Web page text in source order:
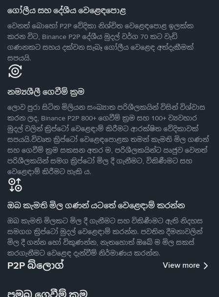
ගෝලීය සහ දේශීය වෙළෙඳපොළ
වෙනත් බොහෝ P2P වේදිකා නිශ්චිත වෙළෙඳපොළ ඉලක්ක
කරන විට, Binance P2P දේශීය මුදල් වර්ග 70 කට වැඩි
ගණනකට සහය දක්වන සැබෑ ගෝලීය වෙළෙඳ අත්දැකීමක්
සපයයි.
නම්‍යශීලී ගෙවීම් ක්‍රම
ලොව පුරා සිටින මිලියන සංඛ්‍යාත පරිශීලකයින් විසින් විශ්වාස
කරන ලද, Binance P2P 800+ ගෙවීම් ක්‍රම සහ 100+ ව්‍යවහාර
මුදල් වලින් ක්‍රිප්ටෝ වෙළෙඳාම් කිරීමට ආරක්ෂිත වේදිකාවක්
සපයයි.විවෘත ක්‍රිප්ටෝ වෙළෙඳපොළක තමන් කැමති මිල ගණන්
සහ ගෙවීම් ක්‍රම සකසන අතර ම, පරිශීලකයින්ට ඍජුව වෙනත්
පරිශීලකයින් සමග ක්‍රිප්ටෝ මිල දී ගැනීමට, විකිණීමට සහ
වෙළෙඳාම් කිරීමට හැකි ය.
ඔබ කැමති මිල ගණන් යටතේ වෙළෙඳාම් කරන්න
ඔබ කැමති මිලකට මිල දී ගැනීමට සහ විකිණීමට ඇති නිදහස
සමගග ක්‍රිප්ටෝ මුදල් වෙළෙඳාම් කරන්න. පවතින දීමනාවලින්
මිල දී ගන්න හෝ විකුණන්න, නැතහොත් ඔබේ ම මිල සකස්
කරගැනීමට වෙළෙඳ දැන්වීම් නිර්මාණය කරන්න.
P2P බ්ලොග් View more